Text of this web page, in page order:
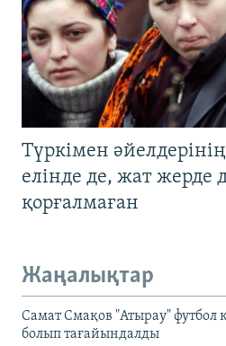
Түркімен
елінде де, жат жерде
қорғалмаған
Жаңалықтар
Самат Смақов "Атырау" футбол
болып тағайындалды